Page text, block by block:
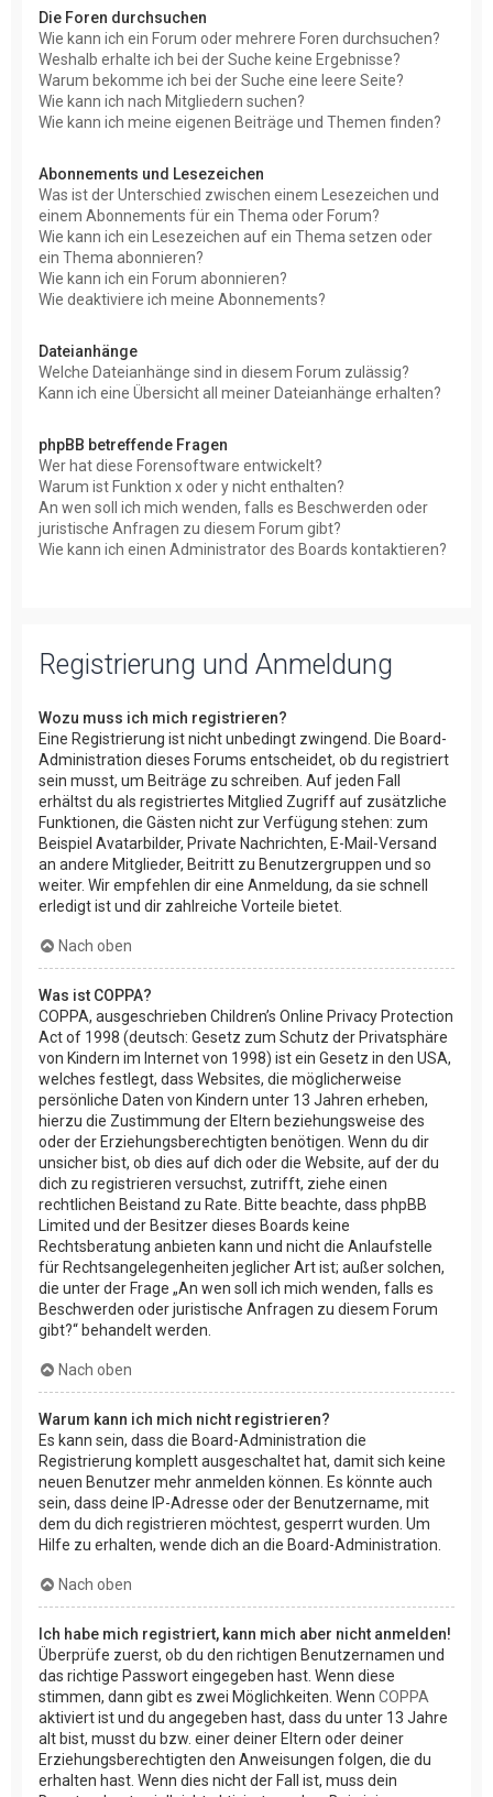
Die Foren durchsuchen
Wie kann ich ein Forum oder mehrere Foren durchsuchen?
Weshalb erhalte ich bei der Suche keine Ergebnisse?
Warum bekomme ich bei der Suche eine leere Seite?
Wie kann ich nach Mitgliedern suchen?
Wie kann ich meine eigenen Beiträge und Themen finden?
Abonnements und Lesezeichen
Was ist der Unterschied zwischen einem Lesezeichen und
einem Abonnements für ein Thema oder Forum?
Wie kann ich ein Lesezeichen auf ein Thema setzen oder
ein Thema abonnieren?
Wie kann ich ein Forum abonnieren?
Wie deaktiviere ich meine Abonnements?
Dateianhänge
Welche Dateianhänge sind in diesem Forum zulässig?
Kann ich eine Übersicht all meiner Dateianhänge erhalten?
phpBB betreffende Fragen
Wer hat diese Forensoftware entwickelt?
Warum ist Funktion x oder y nicht enthalten?
An wen soll ich mich wenden, falls es Beschwerden oder
juristische Anfragen zu diesem Forum gibt?
Wie kann ich einen Administrator des Boards kontaktieren?
Registrierung und Anmeldung
Wozu muss ich mich registrieren?
Eine Registrierung ist nicht unbedingt zwingend. Die Board-
Administration dieses Forums entscheidet, ob du registriert
sein musst, um Beiträge zu schreiben. Auf jeden Fall
erhältst du als registriertes Mitglied Zugriff auf zusätzliche
Funktionen, die Gästen nicht zur Verfügung stehen: zum
Beispiel Avatarbilder, Private Nachrichten, E-Mail-Versand
an andere Mitglieder, Beitritt zu Benutzergruppen und so
weiter. Wir empfehlen dir eine Anmeldung, da sie schnell
erledigt ist und dir zahlreiche Vorteile bietet.
Nach oben
Was ist COPPA?
COPPA, ausgeschrieben Children’s Online Privacy Protection
Act of 1998 (deutsch: Gesetz zum Schutz der Privatsphäre
von Kindern im Internet von 1998) ist ein Gesetz in den USA,
welches festlegt, dass Websites, die möglicherweise
persönliche Daten von Kindern unter 13 Jahren erheben,
hierzu die Zustimmung der Eltern beziehungsweise des
oder der Erziehungsberechtigten benötigen. Wenn du dir
unsicher bist, ob dies auf dich oder die Website, auf der du
dich zu registrieren versuchst, zutrifft, ziehe einen
rechtlichen Beistand zu Rate. Bitte beachte, dass phpBB
Limited und der Besitzer dieses Boards keine
Rechtsberatung anbieten kann und nicht die Anlaufstelle
für Rechtsangelegenheiten jeglicher Art ist; außer solchen,
die unter der Frage „An wen soll ich mich wenden, falls es
Beschwerden oder juristische Anfragen zu diesem Forum
gibt?“ behandelt werden.
Nach oben
Warum kann ich mich nicht registrieren?
Es kann sein, dass die Board-Administration die
Registrierung komplett ausgeschaltet hat, damit sich keine
neuen Benutzer mehr anmelden können. Es könnte auch
sein, dass deine IP-Adresse oder der Benutzername, mit
dem du dich registrieren möchtest, gesperrt wurden. Um
Hilfe zu erhalten, wende dich an die Board-Administration.
Nach oben
Ich habe mich registriert, kann mich aber nicht anmelden!
Überprüfe zuerst, ob du den richtigen Benutzernamen und
das richtige Passwort eingegeben hast. Wenn diese
stimmen, dann gibt es zwei Möglichkeiten. Wenn COPPA
aktiviert ist und du angegeben hast, dass du unter 13 Jahre
alt bist, musst du bzw. einer deiner Eltern oder deiner
Erziehungsberechtigten den Anweisungen folgen, die du
erhalten hast. Wenn dies nicht der Fall ist, muss dein